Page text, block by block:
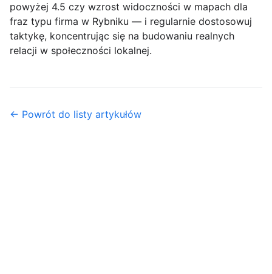
powyżej 4.5 czy wzrost widoczności w mapach dla
fraz typu firma w Rybniku — i regularnie dostosowuj
taktykę, koncentrując się na budowaniu realnych
relacji w społeczności lokalnej.
← Powrót do listy artykułów